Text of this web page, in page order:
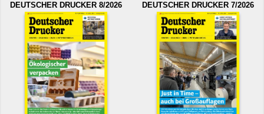
DEUTSCHER DRUCKER 8/2026 DEUTSCHER DRUCKER 7/2026